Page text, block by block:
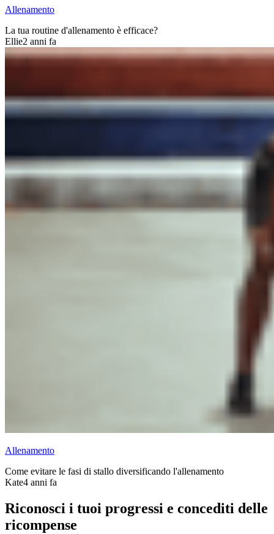
Allenamento
La tua routine d'allenamento è efficace?
Ellie2 anni fa
Allenamento
Come evitare le fasi di stallo diversificando l'allenamento
Kate4 anni fa
Riconosci i tuoi progressi e concediti delle
ricompense